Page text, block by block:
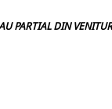
PARTIAL DIN